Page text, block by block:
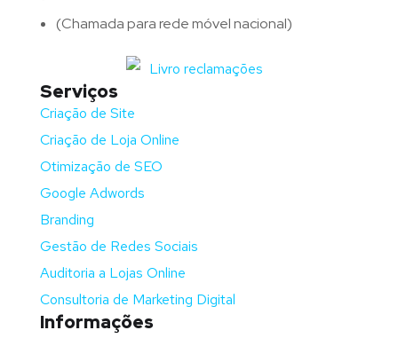
(Chamada para rede móvel nacional)
Serviços
Criação de Site
Criação de Loja Online
Otimização de SEO
Google Adwords
Branding
Gestão de Redes Sociais
Auditoria a Lojas Online
Consultoria de Marketing Digital
Informações